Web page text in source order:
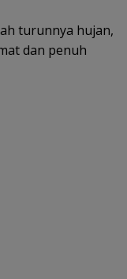
turunnya hujan,
dan penuh